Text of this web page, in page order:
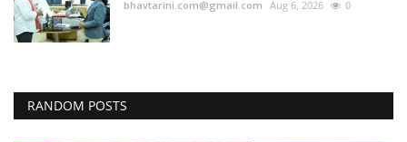
bhavtarini.com@gmail.com Aug 6, 2026 0
RANDOM POSTS